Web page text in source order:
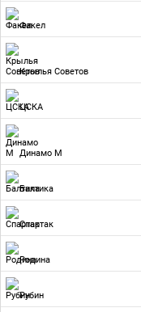
Факел
Крылья Советов
ЦСКА
Динамо М
Балтика
Спартак
Родина
Рубин